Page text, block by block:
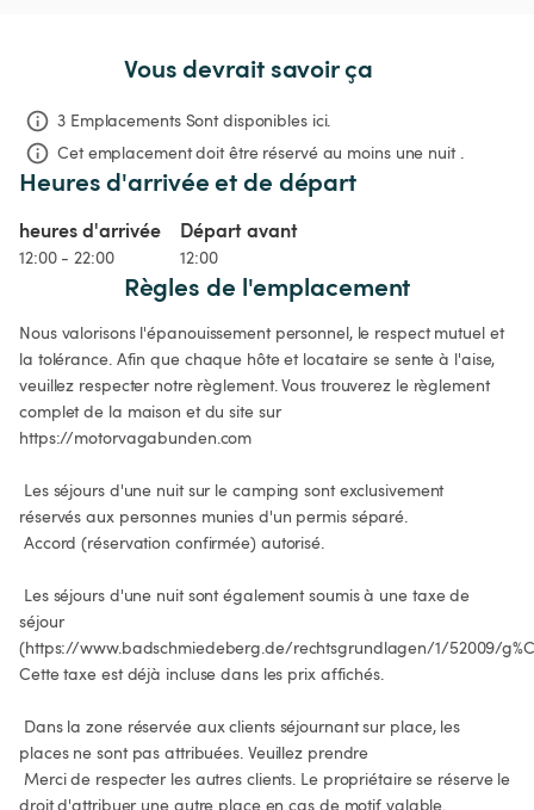
Vous devrait savoir ça
3 Emplacements Sont disponibles ici.
Cet emplacement doit être réservé au moins une nuit .
Heures d'arrivée et de départ
heures d'arrivée
12:00 - 22:00
Départ avant
12:00
Règles de l'emplacement
Nous valorisons l'épanouissement personnel, le respect mutuel et
la tolérance. Afin que chaque hôte et locataire se sente à l'aise,
veuillez respecter notre règlement. Vous trouverez le règlement
complet de la maison et du site sur
https://motorvagabunden.com
réservés aux personnes munies d'un permis séparé.
séjour
(https://www.badschmiedeberg.de/rechtsgrundlagen/1/52009/
Cette taxe est déjà incluse dans les prix affichés.
places ne sont pas attribuées. Veuillez prendre
droit d'attribuer une autre place en cas de motif valable.